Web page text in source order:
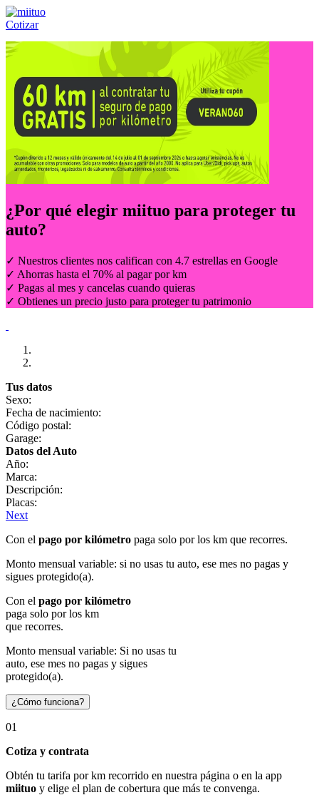
Cotizar
Llámanos al:(55) 84-21-05-00 ó
¿Por qué elegir miituo para proteger tu
auto?
✓ Nuestros clientes nos califican con 4.7 estrellas en Google
✓ Ahorras hasta el 70% al pagar por km
✓ Pagas al mes y cancelas cuando quieras
✓ Obtienes un precio justo para proteger tu patrimonio
Tus datos
Sexo:
Fecha de nacimiento:
Código postal:
Garage:
Datos del Auto
Año:
Marca:
Descripción:
Placas:
Next
Con el pago por kilómetro paga solo por los km que recorres.
Monto mensual variable: si no usas tu auto, ese mes no pagas y
sigues protegido(a).
Con el pago por kilómetro
paga solo por los km
que recorres.
Monto mensual variable: Si no usas tu
auto, ese mes no pagas y sigues
protegido(a).
¿Cómo funciona?
01
Cotiza y contrata
Obtén tu tarifa por km recorrido en nuestra página o en la app
miituo y elige el plan de cobertura que más te convenga.